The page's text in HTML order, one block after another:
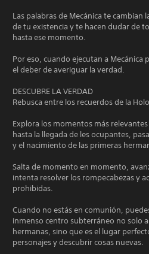
Las palabras de Mecánica te cambian
de tu existencia y te hacen dudar de
hasta ese momento.
Por eso, cuando ejecutan a Mecánica
el deber de averiguar la verdad.
DESCUBRE LA VERDAD
Rebusca entre los recuerdos de la
Explora los momentos más
hasta la llegada de les ocupantes,
y el nacimiento de las primeras
Salta de momento en momento,
intenta resolver los rompecabezas y
prohibidas.
Cuando no estás en comunión,
inmenso centro subterráneo no solo
hermanas, sino que es el lugar
personajes y descubrir cosas nuevas.